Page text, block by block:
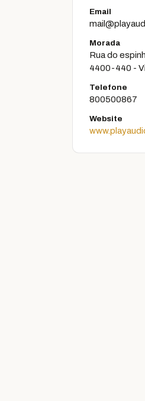
Email
Morada
Rua do
4400-440 -
Telefone
800500867
Website